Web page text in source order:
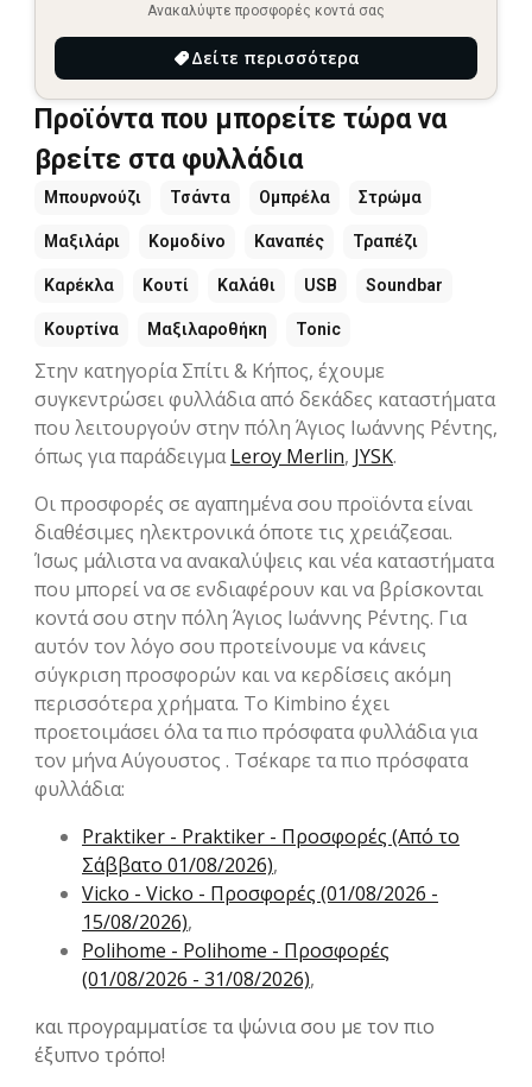
Ανακαλύψτε προσφορές κοντά σας
Δείτε περισσότερα
Προϊόντα που μπορείτε τώρα να
βρείτε στα φυλλάδια
Μπουρνούζι Τσάντα Ομπρέλα Στρώμα
Μαξιλάρι Κομοδίνο Καναπές Τραπέζι
Καρέκλα Κουτί Καλάθι USB Soundbar
Κουρτίνα Μαξιλαροθήκη Tonic
Στην κατηγορία Σπίτι & Κήπος, έχουμε
συγκεντρώσει φυλλάδια από δεκάδες καταστήματα
που λειτουργούν στην πόλη Άγιος Ιωάννης Ρέντης,
όπως για παράδειγμαLeroy Merlin, JYSK.
Οι προσφορές σε αγαπημένα σου προϊόντα είναι
διαθέσιμες ηλεκτρονικά όποτε τις χρειάζεσαι.
Ίσως μάλιστα να ανακαλύψεις και νέα καταστήματα
που μπορεί να σε ενδιαφέρουν και να βρίσκονται
κοντά σου στην πόλη Άγιος Ιωάννης Ρέντης. Για
αυτόν τον λόγο σου προτείνουμε να κάνεις
σύγκριση προσφορών και να κερδίσεις ακόμη
περισσότερα χρήματα. Το Kimbino έχει
προετοιμάσει όλα τα πιο πρόσφατα φυλλάδια για
τον μήνα Αύγουστος . Τσέκαρε τα πιο πρόσφατα
φυλλάδια:
Praktiker - Praktiker - Προσφορές (Από το
Σάββατο 01/08/2026),
Vicko - Vicko - Προσφορές (01/08/2026 -
15/08/2026),
Polihome - Polihome - Προσφορές
(01/08/2026 - 31/08/2026),
και προγραμματίσε τα ψώνια σου με τον πιο
έξυπνο τρόπο!